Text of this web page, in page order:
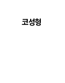
코성형